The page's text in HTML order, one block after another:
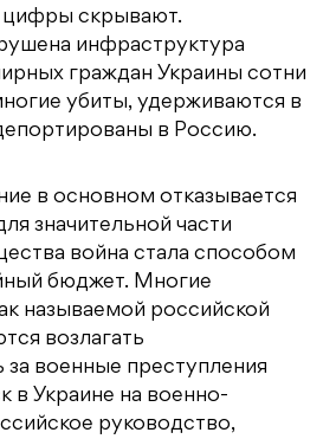
цифры скрывают.
инфраструктура
граждан Украины сотни
убиты, удерживаются в
в Россию.
в основном отказывается
значительной части
война стала способом
бюджет. Многие
называемой российской
возлагать
за военные преступления
в Украине на военно-
руководство,